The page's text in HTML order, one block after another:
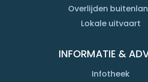
Overlijden
Lokale uitvaart
INFORMATIE &
Infotheek